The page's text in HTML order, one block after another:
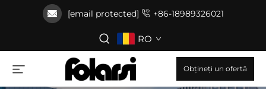
[email protected] +86-18989326021
RO
Obțineți un ofertă